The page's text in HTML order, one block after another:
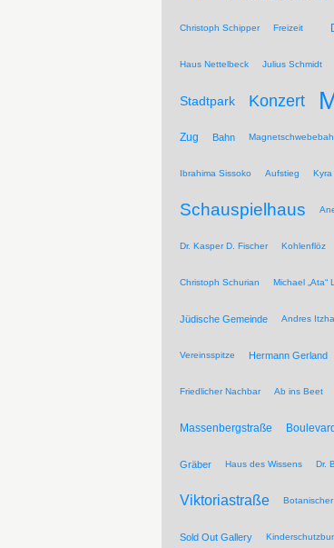
Christoph Schipper Freizeit
Haus Nettelbeck Julius Schmidt
Stadtpark Konzert
Zug Bahn
Ibrahima Sissoko Aufstieg Kyra
Schauspielhaus
Dr. Kasper D. Fischer Kohlenflöz
Christoph Schurian Michael „Ata“
Jüdische Gemeinde Andres
Vereinsspitze Hermann Gerland
Friedlicher Nachbar Ab ins Beet
Massenbergstraße
Gräber Haus des Wissens Dr.
Viktoriastraße
Sold Out Gallery